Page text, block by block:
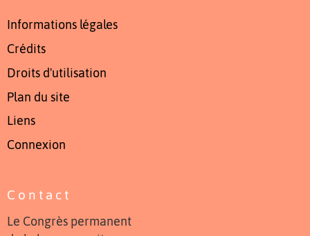
Informations légales
Crédits
Droits d'utilisation
Plan du site
Liens
Connexion
Contact
Le Congrès permanent